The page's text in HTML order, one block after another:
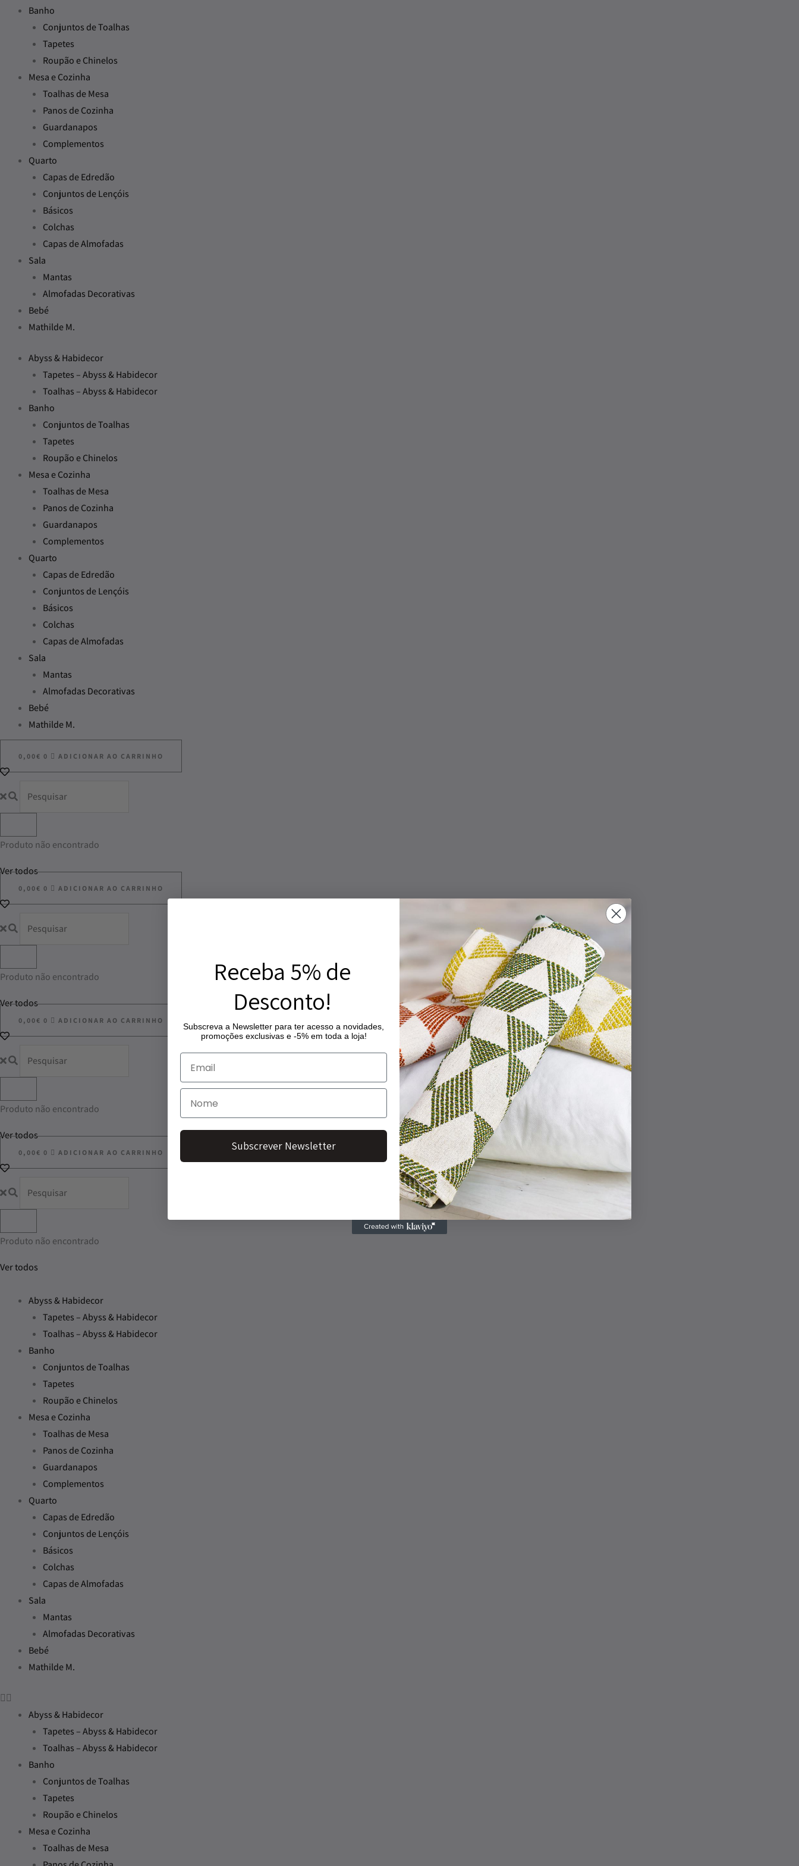
Banho
Conjuntos de Toalhas
Tapetes
Roupão e Chinelos
Mesa e Cozinha
Toalhas de Mesa
Panos de Cozinha
Guardanapos
Complementos
Quarto
Capas de Edredão
Conjuntos de Lençóis
Básicos
Colchas
Capas de Almofadas
Sala
Mantas
Almofadas Decorativas
Bebé
Mathilde M.
Abyss & Habidecor
Tapetes – Abyss & Habidecor
Toalhas – Abyss & Habidecor
Banho
Conjuntos de Toalhas
Tapetes
Roupão e Chinelos
Mesa e Cozinha
Toalhas de Mesa
Panos de Cozinha
Guardanapos
Complementos
Quarto
Capas de Edredão
Conjuntos de Lençóis
Básicos
Colchas
Capas de Almofadas
Sala
Mantas
Almofadas Decorativas
Bebé
Mathilde M.
0,00€ 0 ADICIONAR AO CARRINHO
Produto não encontrado
Ver todos
0,00€ 0 ADICIONAR AO CARRINHO
Produto não encontrado
Ver todos
0,00€ 0 ADICIONAR AO CARRINHO
Produto não encontrado
Ver todos
0,00€ 0 ADICIONAR AO CARRINHO
Produto não encontrado
Ver todos
Abyss & Habidecor
Tapetes – Abyss & Habidecor
Toalhas – Abyss & Habidecor
Banho
Conjuntos de Toalhas
Tapetes
Roupão e Chinelos
Mesa e Cozinha
Toalhas de Mesa
Panos de Cozinha
Guardanapos
Complementos
Quarto
Capas de Edredão
Conjuntos de Lençóis
Básicos
Colchas
Capas de Almofadas
Sala
Mantas
Almofadas Decorativas
Bebé
Mathilde M.
Abyss & Habidecor
Tapetes – Abyss & Habidecor
Toalhas – Abyss & Habidecor
Banho
Conjuntos de Toalhas
Tapetes
Roupão e Chinelos
Mesa e Cozinha
Toalhas de Mesa
Receba 5% de
Desconto!
Subscreva a Newsletter para ter acesso a novidades,
promoções exclusivas e -5% em toda a loja!
Subscrever Newsletter